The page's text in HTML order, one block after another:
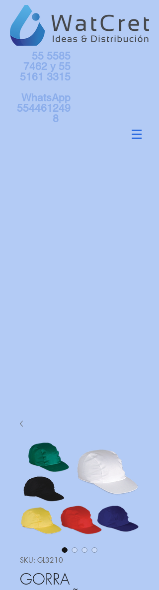
55 5585
7462 y 55
5161 3315
WhatsApp
554461249
8
SKU: GL3210
GORRA